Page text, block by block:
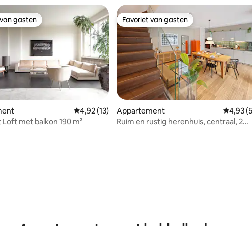
van 5 uit 5, 28 recensies
gasten
gasten
Gemiddelde beoordeling van 4,92 uit 5, 13
4,92 (13)
met balkon 190 m²
Favoriet van gasten
Favoriet van gasten
Appartement
4,93
Ruim en rustig herenhuis, centraal, 2